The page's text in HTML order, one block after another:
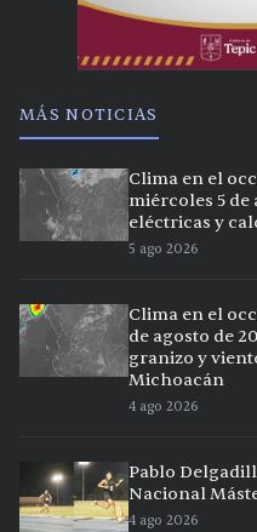
MÁS NOTICIAS
Clima en el
miércoles 5 de
eléctricas y
5 ago 2026
Clima en el
de agosto de
granizo y
Michoacán
4 ago 2026
Pablo
Nacional
4 ago 2026